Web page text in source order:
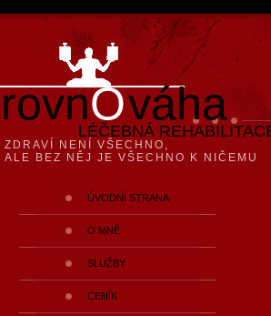
rovnOváha
LÉČEBNÁ
ZDRAVÍ NENÍ VŠECHNO,
ALE BEZ NĚJ JE VŠECHNO K NIČEMU
ÚVODNÍ STRANA
O MNĚ
SLUŽBY
CENÍK